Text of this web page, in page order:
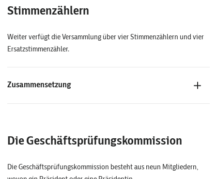
Stimmenzählern
Weiter verfügt die Versammlung über vier Stimmenzählern und vier
Ersatzstimmenzähler.
Zusammensetzung
Die Geschäftsprüfungskommission
Die Geschäftsprüfungskommission besteht aus neun Mitgliedern,